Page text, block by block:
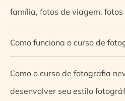
família, fotos de viagem, fotos
Como funciona o curso de
Como o curso de fotografia
desenvolver seu estilo